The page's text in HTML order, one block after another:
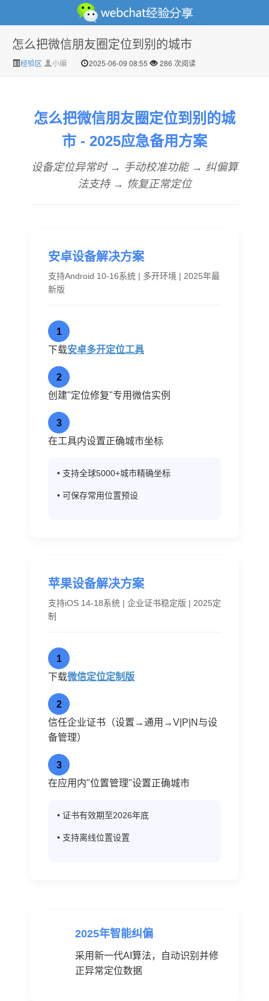
微信经验技巧分享网 - 2人共享实时位置怎么修改自己的
怎么把微信朋友圈定位到别的城市
经验区 小编 2025-06-09 08:55 286 次阅读
怎么把微信朋友圈定位到别的城
市 - 2025应急备用方案
设备定位异常时 → 手动校准功能 → 纠偏算
法支持 → 恢复正常定位
安卓设备解决方案
支持Android 10-16系统 | 多开环境 | 2025年最
新版
1
下载安卓多开定位工具
2
创建"定位修复"专用微信实例
3
在工具内设置正确城市坐标
• 支持全球5000+城市精确坐标
• 可保存常用位置预设
苹果设备解决方案
支持iOS 14-18系统 | 企业证书稳定版 | 2025定
制
1
下载微信定位定制版
2
信任企业证书（设置→通用→V|P|N与设
备管理）
3
在应用内"位置管理"设置正确城市
• 证书有效期至2026年底
• 支持离线位置设置
2025年智能纠偏
采用新一代AI算法，自动识别并修
正异常定位数据